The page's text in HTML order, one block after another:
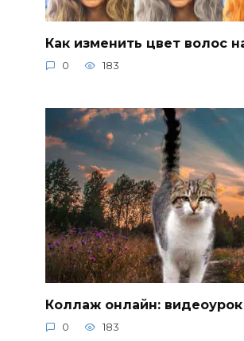
Как изменить цвет волос
0 183
Коллаж онлайн: видеоурок
0 183